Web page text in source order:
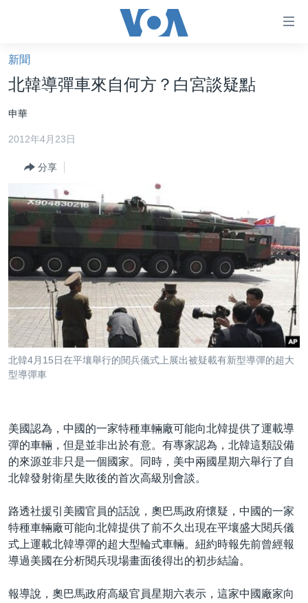
礙
鏈
接
跳
轉
跳
轉
導
航
跳
到
檢
索
美國大選2024
港澳
台灣
美中關係
海外港人
新聞自由
揭謊頻道
美國
中國
國際
經貿
視頻
美國專訊
視頻存檔
新聞音頻
海外港人
美國透視
建國史話
廣播節目表
國語
關注我們
其他語言網站
新聞
北韓導彈車來自何方？白宮談疑點
申華
2012年4月23日
分享
北韓4月15日在平壤舉行的閱兵儀式上展出被疑載有新型導彈的超大
型導彈車
美國認為，中國的一家特種車輛廠可能向北韓提供了運載導
彈的車輛，但是並非出於有意。有專家認為，北韓這類設備
的來源並非只是一個國家。同時，美中兩國星期六舉行了自
北韓發射衛星失敗後的首次高級別會談。
路透社援引美國官員的話說，奧巴馬政府懷疑，中國的一家
特種車輛廠可能向北韓提供了前不久出現在平壤盛大閱兵儀
式上運載北韓導彈的超大型輪式車輛。紐約時報先前曾經報
導過美國在分析閱兵現場畫面後得出的初步結論。
報導說，奧巴馬政府高級官員星期六表示，這家中國廠家向